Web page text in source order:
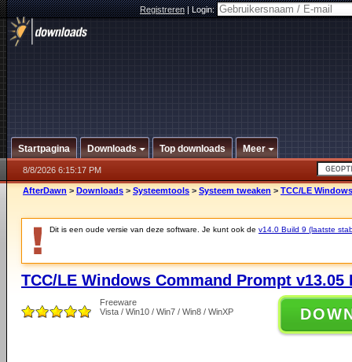
Registreren|Login:
Startpagina Downloads Top downloads Meer
8/8/2026 6:15:17 PM
AfterDawn > Downloads > Systeemtools > Systeem tweaken > TCC/LE
Dit is een oude versie van deze software. Je kunt ook de v14.0 Build 9 (laatste
TCC/LE Windows Command Prompt v13.05
Freeware
Vista / Win10 / Win7 / Win8 / WinXP